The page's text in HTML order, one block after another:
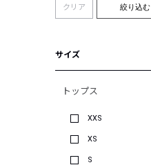
クリア 絞り込む
サイズ
トップス
XXS
XS
S